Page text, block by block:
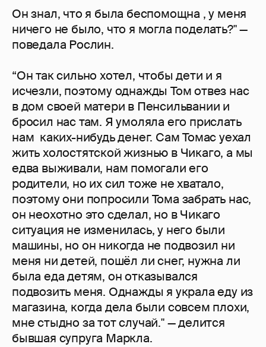
Он знал, что я была беспомощна , у меня
ничего не было, что я могла поделать?" —
поведала Рослин.
“Он так сильно хотел, чтобы дети и я
исчезли, поэтому однажды Том отвез нас
в дом своей матери в Пенсильвании и
бросил нас там. Я умоляла его прислать
нам каких-нибудь денег. Сам Томас уехал
жить холостятской жизнью в Чикаго, а мы
едва выживали, нам помогали его
родители, но их сил тоже не хватало,
поэтому они попросили Тома забрать нас,
он неохотно это сделал, но в Чикаго
ситуация не изменилась, у него были
машины, но он никогда не подвозил ни
меня ни детей, пошёл ли снег, нужна ли
была еда детям, он отказывался
подвозить меня. Однажды я украла еду из
магазина, когда дела были совсем плохи,
мне стыдно за тот случай." — делится
бывшая супруга Маркла.